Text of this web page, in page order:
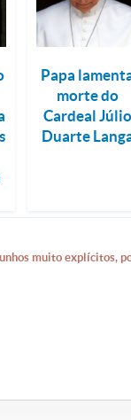
Papa
morte do
Cardeal Júlio
Duarte
muito explícitos,